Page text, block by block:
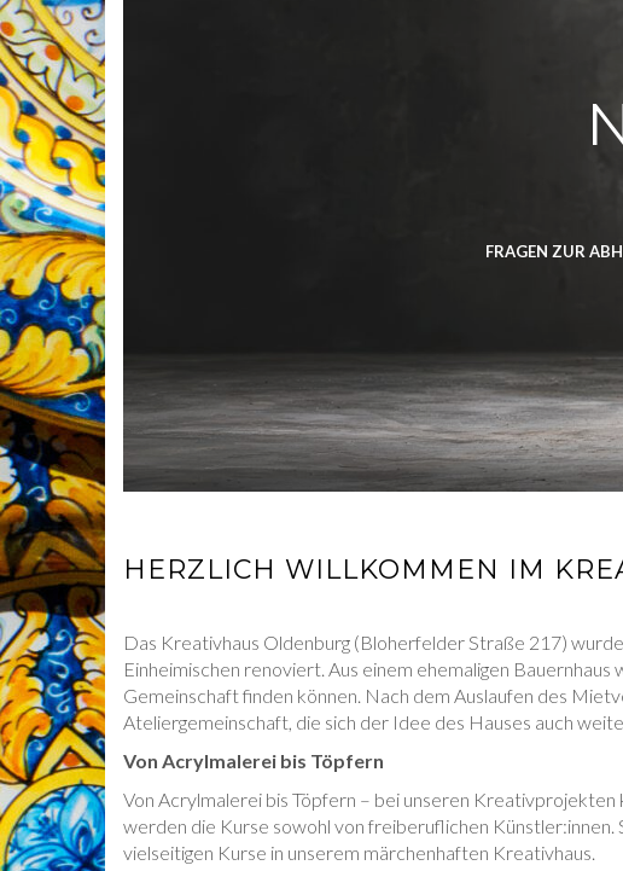
FRAGEN ZUR
HERZLICH WILLKOMMEN IM
Das Kreativhaus Oldenburg (Bloherfelder Straße 217)
Einheimischen renoviert. Aus einem ehemaligen
Gemeinschaft finden können. Nach dem Auslaufen des
Ateliergemeinschaft, die sich der Idee des Hauses auch
Von Acrylmalerei bis Töpfern
Von Acrylmalerei bis Töpfern – bei unseren
werden die Kurse sowohl von freiberuflichen Künstler:innen.
vielseitigen Kurse in unserem märchenhaften Kreativhaus.